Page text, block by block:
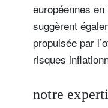
européennes
suggèrent
propulsée par
risques
notre